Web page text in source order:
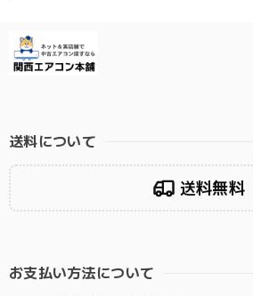
送料について
送料無料
お支払い方法について